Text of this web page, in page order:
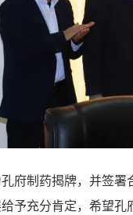
府制药揭牌，并签
予充分肯定，希望